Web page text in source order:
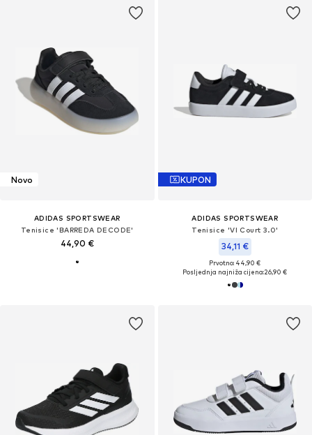
Novo
ADIDAS SPORTSWEAR
Tenisice 'BARREDA DECODE'
44,90 €
KUPON
ADIDAS SPORTSWEAR
Tenisice 'Vl Court 3.0'
34,11 €
Prvotno: 44,90 €
Posljednja najniža cijena:26,90 €